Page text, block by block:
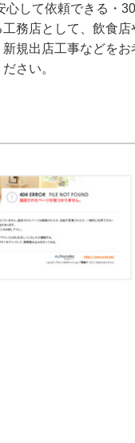
心して依頼できる・
務店として、飲食店
規出店工事などをお
さい。